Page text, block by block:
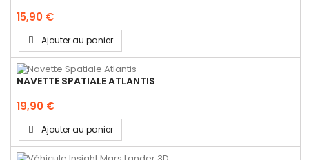
15,90 €
Ajouter au panier
NAVETTE SPATIALE ATLANTIS
19,90 €
Ajouter au panier